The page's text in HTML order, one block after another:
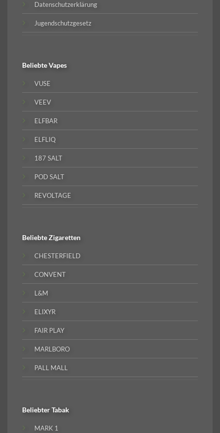
Datenschutzerklärung
Jugendschutzgesetz
BeliebteVapes
VUSE
VEEV
ELFBAR
ELFLIQ
187 SALT
POD SALT
REVOLTAGE
BeliebteZigaretten
CHESTERFIELD
CONVENT
L&M
ELIXYR
FAIR PLAY
MARLBORO
PALL MALL
BeliebterTabak
MARK 1